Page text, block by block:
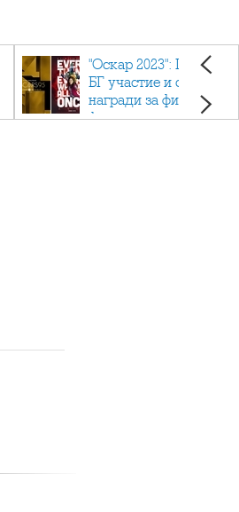
"Оскар 2023": Приз с
БГ участие и седем
награди за филма
фаворит